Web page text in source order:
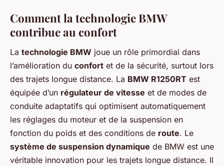
Comment la technologie BMW
contribue au confort
La technologie BMW joue un rôle primordial dans
l’amélioration du confort et de la sécurité, surtout lors
des trajets longue distance. La BMW R1250RT est
équipée d’un régulateur de vitesse et de modes de
conduite adaptatifs qui optimisent automatiquement
les réglages du moteur et de la suspension en
fonction du poids et des conditions de route. Le
système de suspension dynamique de BMW est une
véritable innovation pour les trajets longue distance. Il